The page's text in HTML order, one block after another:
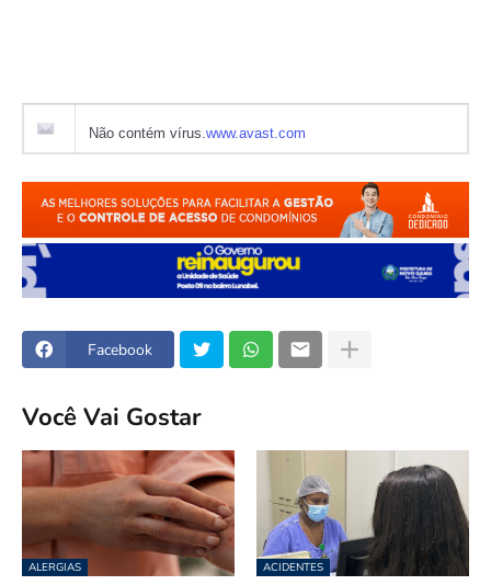
Não contém vírus.www.avast.com
Facebook
Você Vai Gostar
ALERGIAS ACIDENTES